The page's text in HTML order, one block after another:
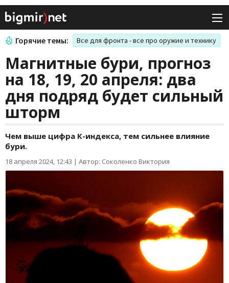
Горячие темы: Все для фронта - все про оружие и технику
Магнитные бури, прогноз
на 18, 19, 20 апреля: два
дня подряд будет сильный
шторм
Чем выше цифра К-индекса, тем сильнее влияние
бури.
18 апреля 2024, 12:43 | Автор: Соколенко Виктория